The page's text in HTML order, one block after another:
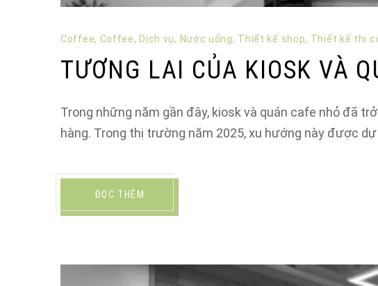
Coffee, Coffee, Dịch vụ, Nước uống, Thiết kế shop, Thiết kế thi
TƯƠNG LAI CỦA KIOSK VÀ
Trong những năm gần đây, kiosk và quán cafe nhỏ đã
hàng. Trong thị trường năm 2025, xu hướng này được
ĐỌC THÊM